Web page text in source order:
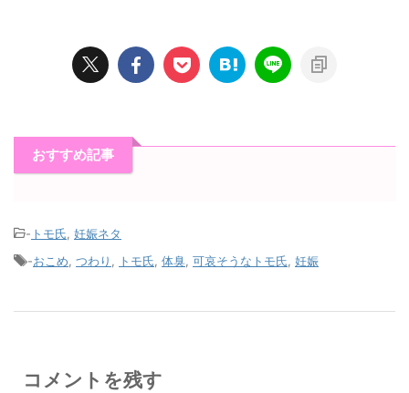
おすすめ記事
- トモ氏 妊娠ネタ
-おこめ つわり トモ氏 体臭 可哀そうなトモ氏 妊娠
コメントを残す